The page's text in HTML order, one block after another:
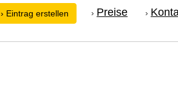
› Eintrag erstellen › Preise ›